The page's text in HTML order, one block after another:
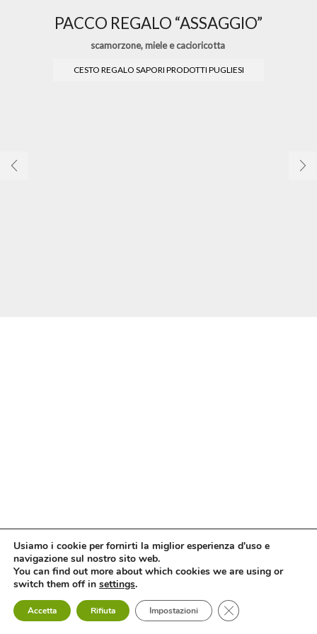
PACCO REGALO “ASSAGGIO”
scamorzone, miele e cacioricotta
CESTO REGALO SAPORI PRODOTTI PUGLIESI
Usiamo i cookie per fornirti la miglior esperienza d'uso e
navigazione sul nostro sito web.
You can find out more about which cookies we are using or
switch them off in settings.
Accetta Rifiuta Impostazioni Close GDPR